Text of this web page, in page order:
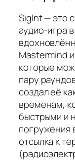
SigInt — это
аудио-игра
Mastermind
которые
пару
создал её
временам,
быстрыми и
погружения
отсылка к